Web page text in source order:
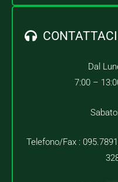
CONTATTACI
Dal
7:00 –
Telefono/Fax :